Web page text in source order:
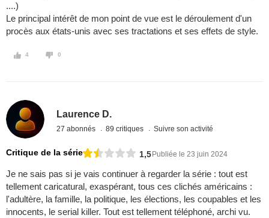
....)
Le principal intérêt de mon point de vue est le déroulement d'un
procès aux états-unis avec ses tractations et ses effets de style.
4 0
Laurence D.
27 abonnés 89 critiques Suivre son activité
Critique de la série 1,5Publiée le 23 juin 2024
Je ne sais pas si je vais continuer à regarder la série : tout est
tellement caricatural, exaspérant, tous ces clichés américains :
l'adultère, la famille, la politique, les élections, les coupables et les
innocents, le serial killer. Tout est tellement téléphoné, archi vu.